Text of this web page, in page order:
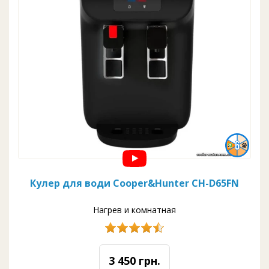
Кулер для води Cooper&Hunter CH-D65FN
Нагрев и комнатная
3 450 грн.